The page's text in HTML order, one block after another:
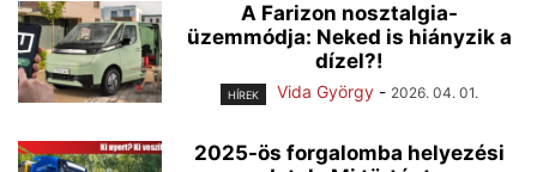
A Farizon nosztalgia-
üzemmódja: Neked is hiányzik a
dízel?!
HÍREK Vida György - 2026. 04. 01.
2025-ös forgalomba helyezési